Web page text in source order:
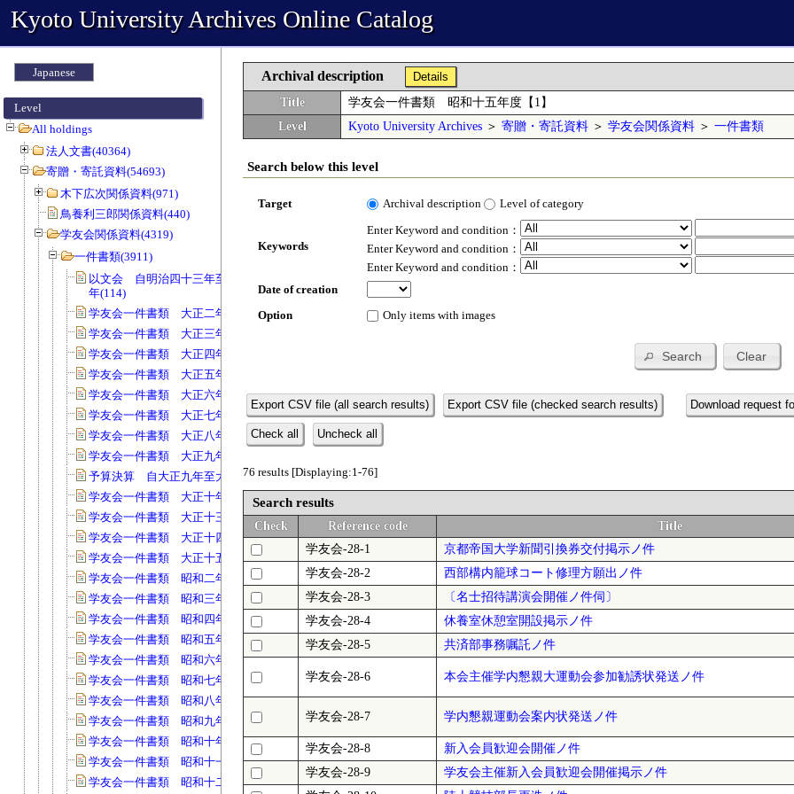
Kyoto University Archives Online Catalog
Japanese
Level
All holdings
法人文書(40364)
寄贈・寄託資料(54693)
木下広次関係資料(971)
鳥養利三郎関係資料(440)
学友会関係資料(4319)
一件書類(3911)
以文会 自明治四十三年至明治四十五
年(114)
学友会一件書類 大正二年度(115)
学友会一件書類 大正三年度(52)
学友会一件書類 大正四年度(169)
学友会一件書類 大正五年度(135)
学友会一件書類 大正六年度(127)
学友会一件書類 大正七年(40)
学友会一件書類 大正八年(147)
学友会一件書類 大正九年(54)
予算決算 自大正九年至大正十年度(29)
学友会一件書類 大正十年(68)
学友会一件書類 大正十三年(66)
学友会一件書類 大正十四年(58)
学友会一件書類 大正十五年(153)
学友会一件書類 昭和二年度(67)
学友会一件書類 昭和三年度(90)
学友会一件書類 昭和四年度(63)
学友会一件書類 昭和五年度(109)
学友会一件書類 昭和六年度(90)
学友会一件書類 昭和七年度(101)
学友会一件書類 昭和八年度(103)
学友会一件書類 昭和九年度(134)
学友会一件書類 昭和十年度(107)
学友会一件書類 昭和十一年度(130)
学友会一件書類 昭和十二年(140)
Archival description
Details
Title
学友会一件書類 昭和十五年度【1】
Level
Kyoto University Archives ＞ 寄贈・寄託資料 ＞ 学友会関係資料 ＞ 一件書類
Search below this level
Target Archival description Level of category
Keywords
Enter Keyword and condition：
Enter Keyword and condition：
Enter Keyword and condition：
Date of creation
Option
Only items with images
Search Clear
Export CSV file (all search results) Export CSV file (checked search results) Download request
Check all
Uncheck all
76 results [Displaying:1-76]
Search results
Check Reference code Title
学友会-28-1
京都帝国大学新聞引換券交付掲示ノ件
学友会-28-2
西部構内籠球コート修理方願出ノ件
学友会-28-3
〔名士招待講演会開催ノ件伺〕
学友会-28-4
休養室休憩室開設掲示ノ件
学友会-28-5
共済部事務嘱託ノ件
学友会-28-6 本会主催学内懇親大運動会参加勧誘状発送ノ件
学友会-28-7 学内懇親運動会案内状発送ノ件
学友会-28-8 新入会員歓迎会開催ノ件
学友会-28-9
学友会主催新入会員歓迎会開催掲示ノ件